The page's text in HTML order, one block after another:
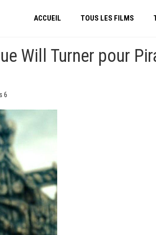
ACCUEIL TOUS LES FILMS
Will Turner pour
6